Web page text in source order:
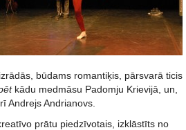
būdams romantiķis, pārsvarā ticis
kādu medmāsu Padomju Krievijā, un,
Andrejs Andrianovs.
prātu piedzīvotais, izklāstīts no